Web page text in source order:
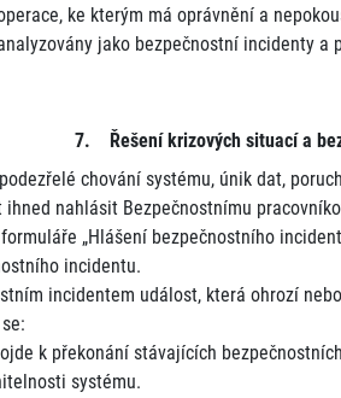
ke kterým má oprávnění a
jako bezpečnostní incidenty
7. Řešení krizových situací a
chování systému, únik dat,
nahlásit Bezpečnostnímu
„Hlášení bezpečnostního
incidentu.
incidentem událost, která ohrozí
k překonání stávajících
systému.